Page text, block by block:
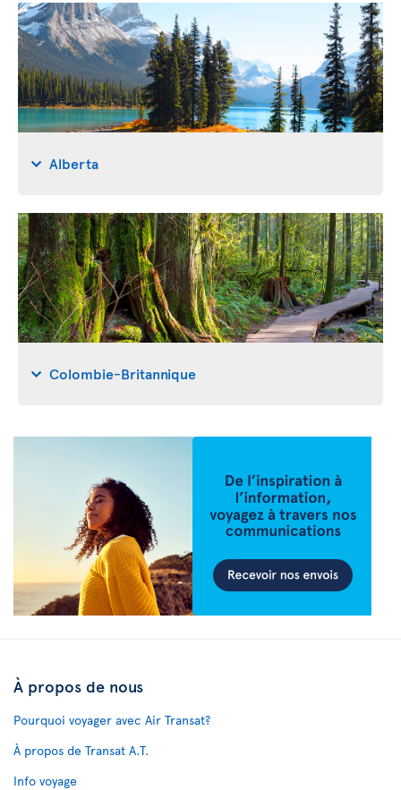
Alberta
Colombie-Britannique
À propos de nous
Pourquoi voyager avec Air Transat?
À propos de Transat A.T.
Info voyage